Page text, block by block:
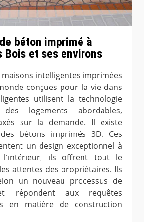
béton imprimé à
Bois et ses environs
maisons intelligentes imprimées
conçues pour la vie dans
utilisent la technologie
logements abordables,
sur la demande. Il existe
bétons imprimés 3D. Ces
un design exceptionnel à
l'intérieur, ils offrent tout le
attentes des propriétaires. Ils
un nouveau processus de
répondent aux requêtes
en matière de construction